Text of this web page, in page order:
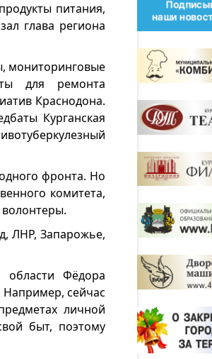
питания,
глава региона
мониторинговые
для ремонта
Краснодона.
Курганская
фронта. Но
комитета,
волонтеры.
ЛНР, Запарожье,
области Фёдора
Например, сейчас
личной
быт, поэтому